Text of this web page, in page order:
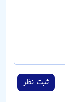
ثبت نظر